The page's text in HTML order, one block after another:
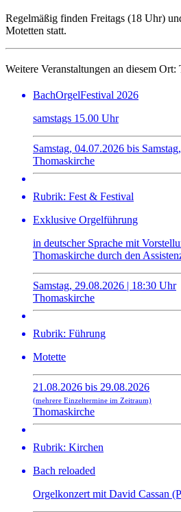
Regelmäßig finden Freitags (18 Uhr)
Motetten statt.
Weitere Veranstaltungen an diesem Ort:
BachOrgelFestival 2026
samstags 15.00 Uhr
Samstag, 04.07.2026 bis
Thomaskirche
Rubrik: Fest & Festival
Exklusive Orgelführung
in deutscher Sprache mit
Thomaskirche durch den
Samstag, 29.08.2026 | 18:30 Uhr
Thomaskirche
Rubrik: Führung
Motette
21.08.2026 bis 29.08.2026
(mehrere Einzeltermine im Zeitraum)
Thomaskirche
Rubrik: Kirchen
Bach reloaded
Orgelkonzert mit David Cassan